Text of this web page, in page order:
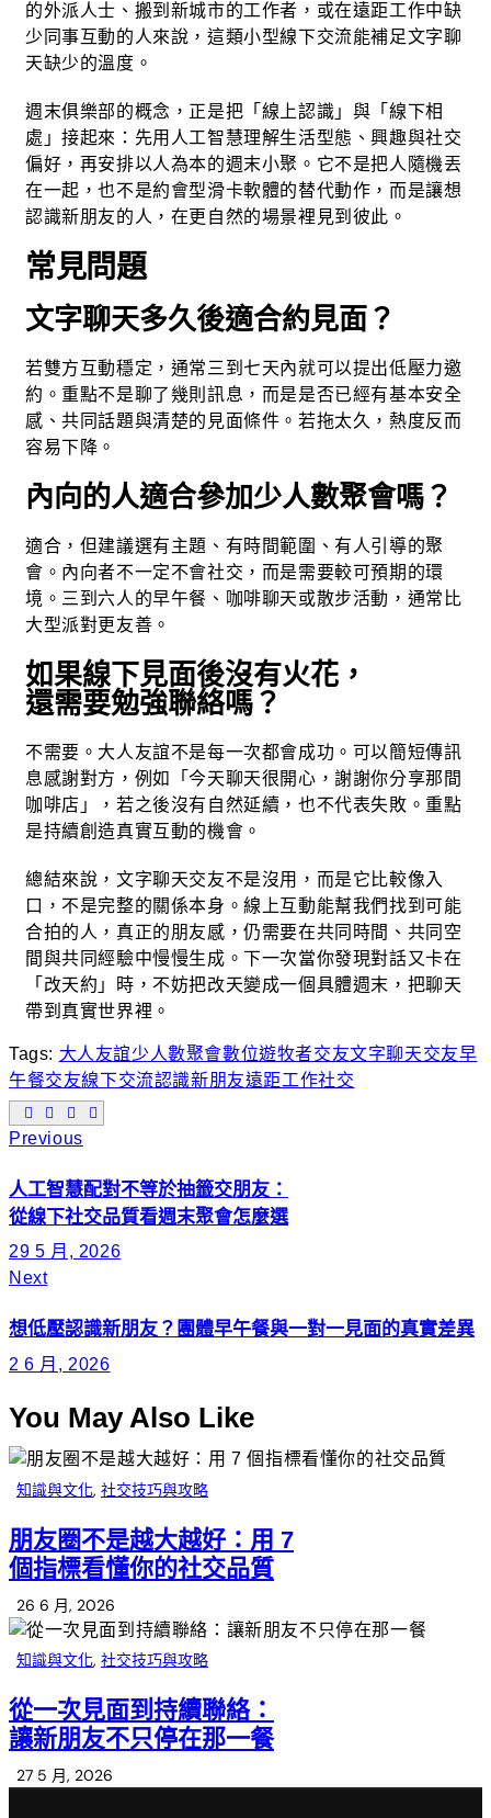
的外派人士、搬到新城市的工作者，或在遠距工作中缺
少同事互動的人來說，這類小型線下交流能補足文字聊
天缺少的溫度。
週末俱樂部的概念，正是把「線上認識」與「線下相
處」接起來：先用人工智慧理解生活型態、興趣與社交
偏好，再安排以人為本的週末小聚。它不是把人隨機丟
在一起，也不是約會型滑卡軟體的替代動作，而是讓想
認識新朋友的人，在更自然的場景裡見到彼此。
常見問題
文字聊天多久後適合約見面？
若雙方互動穩定，通常三到七天內就可以提出低壓力邀
約。重點不是聊了幾則訊息，而是是否已經有基本安全
感、共同話題與清楚的見面條件。若拖太久，熱度反而
容易下降。
內向的人適合參加少人數聚會嗎？
適合，但建議選有主題、有時間範圍、有人引導的聚
會。內向者不一定不會社交，而是需要較可預期的環
境。三到六人的早午餐、咖啡聊天或散步活動，通常比
大型派對更友善。
如果線下見面後沒有火花，
還需要勉強聯絡嗎？
不需要。大人友誼不是每一次都會成功。可以簡短傳訊
息感謝對方，例如「今天聊天很開心，謝謝你分享那間
咖啡店」，若之後沒有自然延續，也不代表失敗。重點
是持續創造真實互動的機會。
總結來說，文字聊天交友不是沒用，而是它比較像入
口，不是完整的關係本身。線上互動能幫我們找到可能
合拍的人，真正的朋友感，仍需要在共同時間、共同空
間與共同經驗中慢慢生成。下一次當你發現對話又卡在
「改天約」時，不妨把改天變成一個具體週末，把聊天
帶到真實世界裡。
Tags: 大人友誼少人數聚會數位遊牧者交友文字聊天交友早
午餐交友線下交流認識新朋友遠距工作社交
Previous
人工智慧配對不等於抽籤交朋友：
從線下社交品質看週末聚會怎麼選
29 5 月, 2026
Next
想低壓認識新朋友？團體早午餐與一對一見面的真實差異
2 6 月, 2026
You May Also Like
知識與文化, 社交技巧與攻略
朋友圈不是越大越好：用 7
個指標看懂你的社交品質
26 6 月, 2026
知識與文化, 社交技巧與攻略
從一次見面到持續聯絡：
讓新朋友不只停在那一餐
27 5 月, 2026